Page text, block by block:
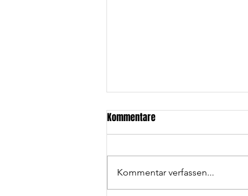
Wolfpack wird Vizemeister
Kommentare
Kommentar verfassen...